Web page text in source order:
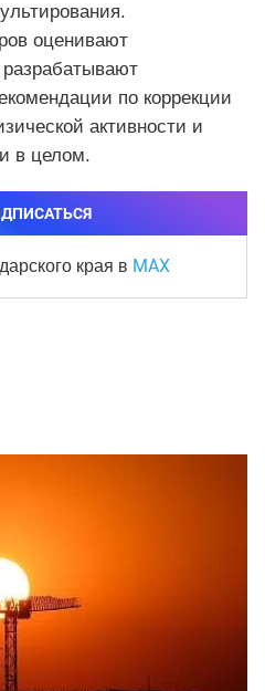
оценивают
по коррекции
активности и
в целом.
края в MAX